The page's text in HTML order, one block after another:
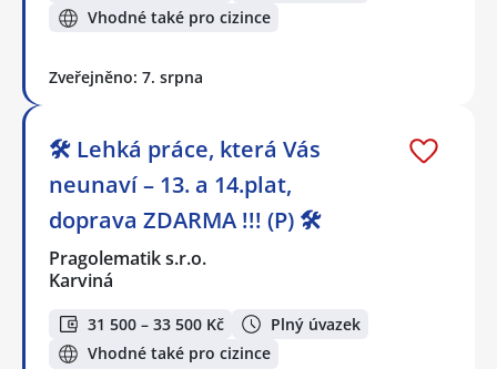
Vhodné také pro cizince
Zveřejněno: 7. srpna
🛠️ Lehká práce, která Vás
neunaví – 13. a 14.plat,
doprava ZDARMA !!! (P) 🛠️
Pragolematik s.r.o.
Karviná
31 500 – 33 500 Kč
Plný úvazek
Vhodné také pro cizince